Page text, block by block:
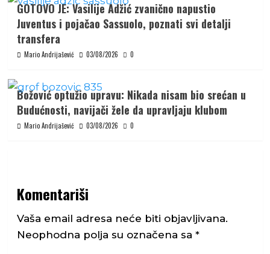
GOTOVO JE: Vasilije Adžić zvanično napustio
Juventus i pojačao Sassuolo, poznati svi detalji
transfera
Mario Andrijašević 03/08/2026 0
Božović optužio upravu: Nikada nisam bio srećan u
Budućnosti, navijači žele da upravljaju klubom
Mario Andrijašević 03/08/2026 0
Komentariši
Vaša email adresa neće biti objavljivana.
Neophodna polja su označena sa *